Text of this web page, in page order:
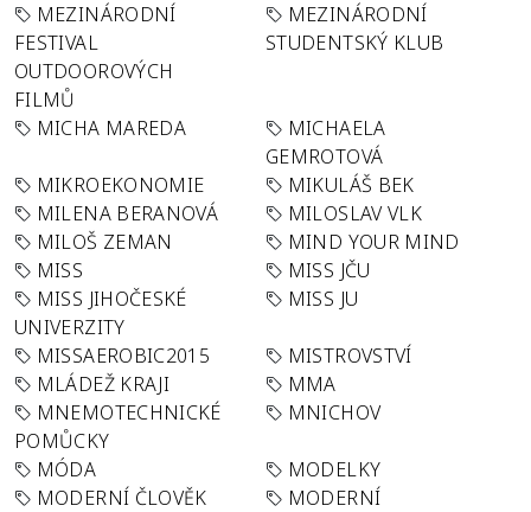
MEZINÁRODNÍ
FESTIVAL
OUTDOOROVÝCH
FILMŮ
MEZINÁRODNÍ
STUDENTSKÝ KLUB
MICHA MAREDA
MICHAELA
GEMROTOVÁ
MIKROEKONOMIE
MIKULÁŠ BEK
MILENA BERANOVÁ
MILOSLAV VLK
MILOŠ ZEMAN
MIND YOUR MIND
MISS
MISS JČU
MISS JIHOČESKÉ
UNIVERZITY
MISS JU
MISSAEROBIC2015
MISTROVSTVÍ
MLÁDEŽ KRAJI
MMA
MNEMOTECHNICKÉ
POMŮCKY
MNICHOV
MÓDA
MODELKY
MODERNÍ ČLOVĚK
MODERNÍ